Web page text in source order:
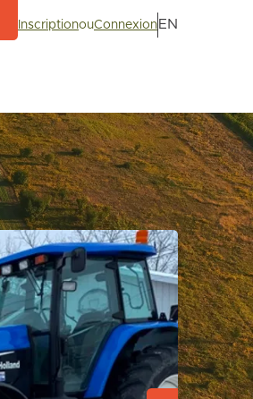
InscriptionouConnexion EN